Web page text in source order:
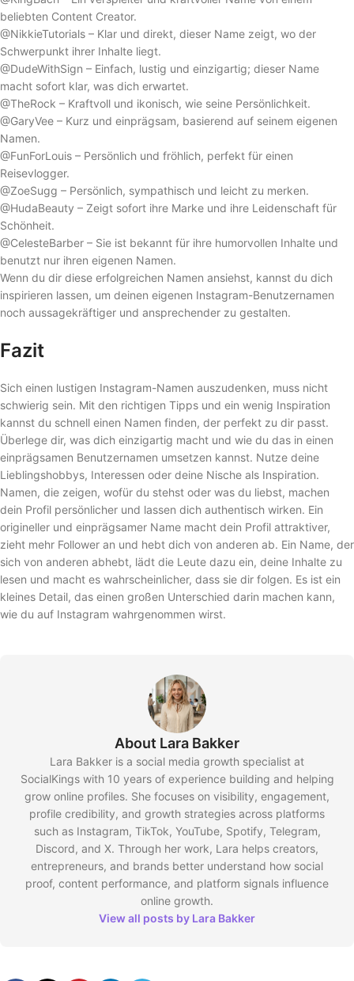
beliebten Content Creator.
@NikkieTutorials – Klar und direkt, dieser Name zeigt, wo der
Schwerpunkt ihrer Inhalte liegt.
@DudeWithSign – Einfach, lustig und einzigartig; dieser Name
macht sofort klar, was dich erwartet.
@TheRock – Kraftvoll und ikonisch, wie seine Persönlichkeit.
@GaryVee – Kurz und einprägsam, basierend auf seinem eigenen
Namen.
@FunForLouis – Persönlich und fröhlich, perfekt für einen
Reisevlogger.
@ZoeSugg – Persönlich, sympathisch und leicht zu merken.
@HudaBeauty – Zeigt sofort ihre Marke und ihre Leidenschaft für
Schönheit.
@CelesteBarber – Sie ist bekannt für ihre humorvollen Inhalte und
benutzt nur ihren eigenen Namen.
Wenn du dir diese erfolgreichen Namen ansiehst, kannst du dich
inspirieren lassen, um deinen eigenen Instagram-Benutzernamen
noch aussagekräftiger und ansprechender zu gestalten.
Fazit
Sich einen lustigen Instagram-Namen auszudenken, muss nicht
schwierig sein. Mit den richtigen Tipps und ein wenig Inspiration
kannst du schnell einen Namen finden, der perfekt zu dir passt.
Überlege dir, was dich einzigartig macht und wie du das in einen
einprägsamen Benutzernamen umsetzen kannst. Nutze deine
Lieblingshobbys, Interessen oder deine Nische als Inspiration.
Namen, die zeigen, wofür du stehst oder was du liebst, machen
dein Profil persönlicher und lassen dich authentisch wirken. Ein
origineller und einprägsamer Name macht dein Profil attraktiver,
zieht mehr Follower an und hebt dich von anderen ab. Ein Name, der
sich von anderen abhebt, lädt die Leute dazu ein, deine Inhalte zu
lesen und macht es wahrscheinlicher, dass sie dir folgen. Es ist ein
kleines Detail, das einen großen Unterschied darin machen kann,
wie du auf Instagram wahrgenommen wirst.
About Lara Bakker
Lara Bakker is a social media growth specialist at
SocialKings with 10 years of experience building and helping
grow online profiles. She focuses on visibility, engagement,
profile credibility, and growth strategies across platforms
such as Instagram, TikTok, YouTube, Spotify, Telegram,
Discord, and X. Through her work, Lara helps creators,
entrepreneurs, and brands better understand how social
proof, content performance, and platform signals influence
online growth.
View all posts by Lara Bakker